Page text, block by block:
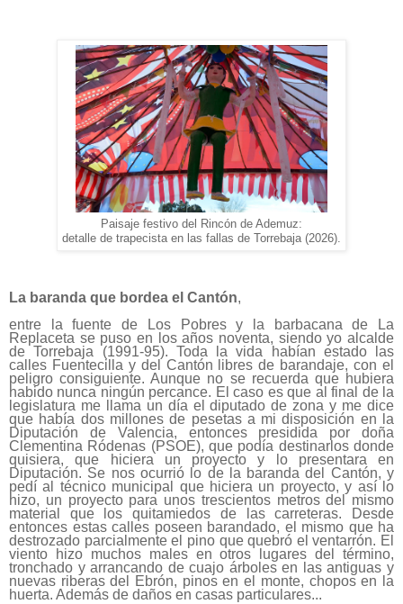
Paisaje festivo del Rincón de Ademuz:
detalle de trapecista en las fallas de Torrebaja (2026).
La baranda que bordea el Cantón,
entre la fuente de Los Pobres y la barbacana de La
Replaceta se puso en los años noventa, siendo yo alcalde
de Torrebaja (1991-95). Toda la vida habían estado las
calles Fuentecilla y del Cantón libres de barandaje, con el
peligro consiguiente. Aunque no se recuerda que hubiera
habido nunca ningún percance. El caso es que al final de la
legislatura me llama un día el diputado de zona y me dice
que había dos millones de pesetas a mi disposición en la
Diputación de Valencia, entonces presidida por doña
Clementina Ródenas (PSOE), que podía destinarlos donde
quisiera, que hiciera un proyecto y lo presentara en
Diputación. Se nos ocurrió lo de la baranda del Cantón, y
pedí al técnico municipal que hiciera un proyecto, y así lo
hizo, un proyecto para unos trescientos metros del mismo
material que los quitamiedos de las carreteras. Desde
entonces estas calles poseen barandado, el mismo que ha
destrozado parcialmente el pino que quebró el ventarrón. El
viento hizo muchos males en otros lugares del término,
tronchado y arrancando de cuajo árboles en las antiguas y
nuevas riberas del Ebrón, pinos en el monte, chopos en la
huerta. Además de daños en casas particulares...